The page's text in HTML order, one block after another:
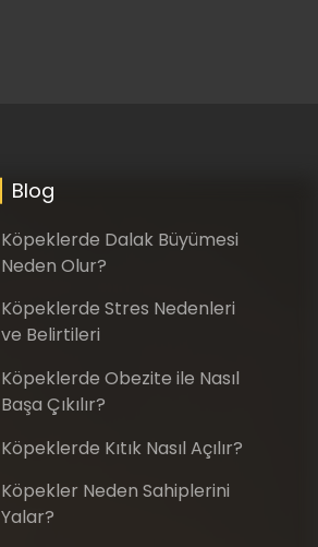
Blog
Köpeklerde Dalak Büyümesi
Neden Olur?
Köpeklerde Stres Nedenleri
ve Belirtileri
Köpeklerde Obezite ile Nasıl
Başa Çıkılır?
Köpeklerde Kıtık Nasıl Açılır?
Köpekler Neden Sahiplerini
Yalar?